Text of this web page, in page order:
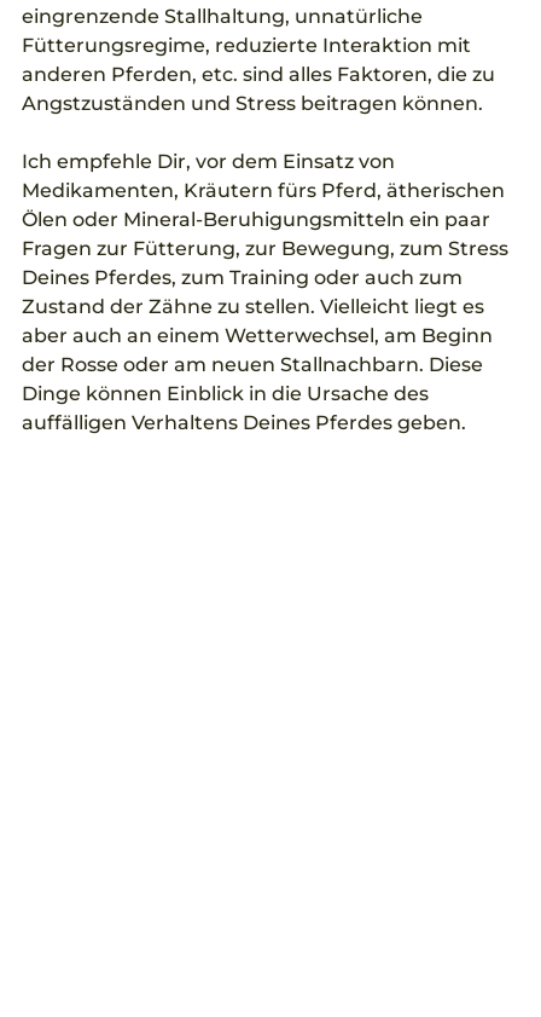
eingrenzende Stallhaltung, unnatürliche
Fütterungsregime, reduzierte Interaktion mit
anderen Pferden, etc. sind alles Faktoren, die zu
Angstzuständen und Stress beitragen können.
Ich empfehle Dir, vor dem Einsatz von
Medikamenten, Kräutern fürs Pferd, ätherischen
Ölen oder Mineral-Beruhigungsmitteln ein paar
Fragen zur Fütterung, zur Bewegung, zum Stress
Deines Pferdes, zum Training oder auch zum
Zustand der Zähne zu stellen. Vielleicht liegt es
aber auch an einem Wetterwechsel, am Beginn
der Rosse oder am neuen Stallnachbarn. Diese
Dinge können Einblick in die Ursache des
auffälligen Verhaltens Deines Pferdes geben.